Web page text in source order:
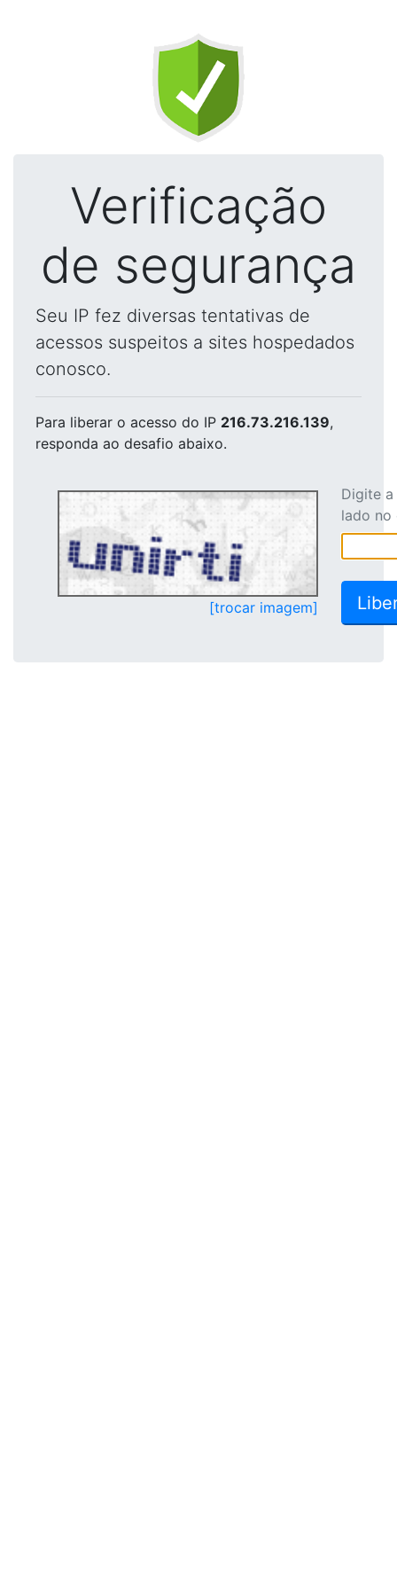
Verificação
de segurança
Seu IP fez diversas tentativas de
acessos suspeitos a sites hospedados
conosco.
Para liberar o acesso do IP 216.73.216.139,
responda ao desafio abaixo.
[trocar imagem]
Digite
lado no